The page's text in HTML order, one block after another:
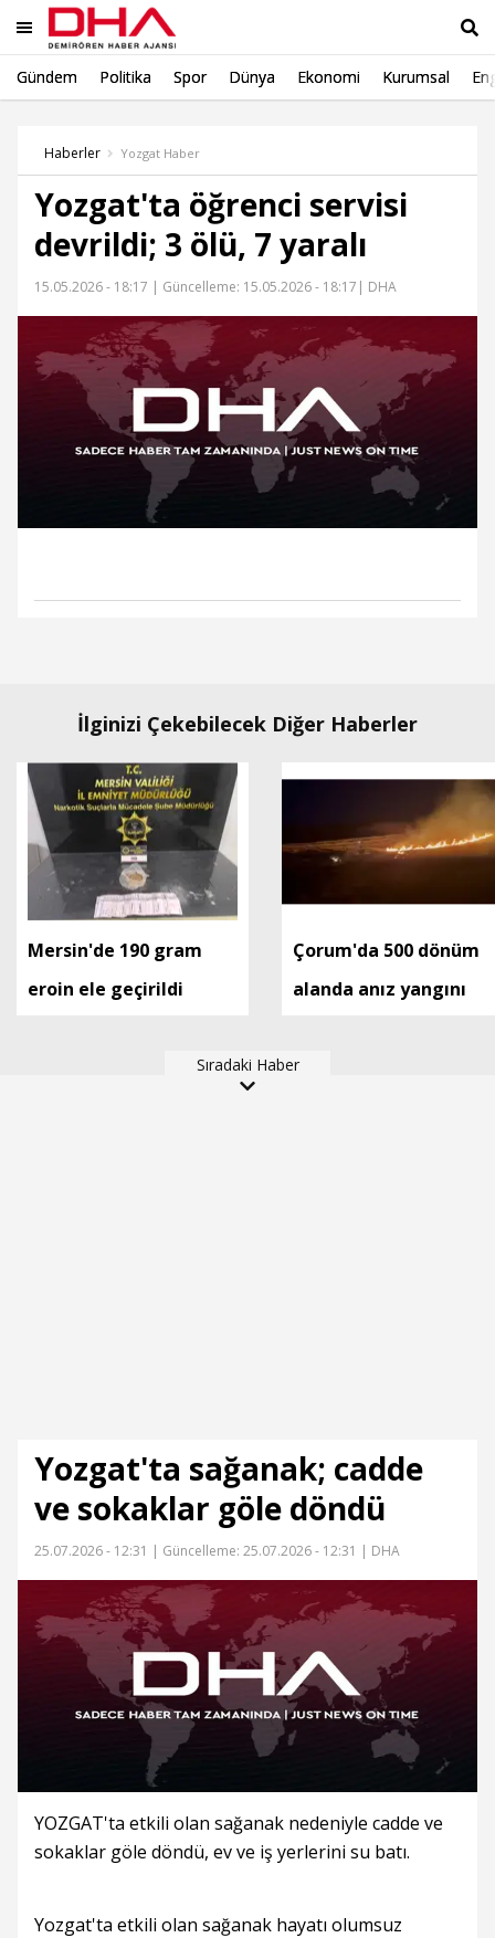
Gündem Politika Spor Dünya Ekonomi Kurumsal
Haberler Yozgat Haber
Yozgat'ta öğrenci servisi
devrildi; 3 ölü, 7 yaralı
15.05.2026 - 18:17 | Güncelleme: 15.05.2026 - 18:17 | DHA
İlginizi Çekebilecek Diğer Haberler
Mersin'de 190 gram
eroin ele geçirildi
Çorum'da 500 dönüm
alanda anız yangını
Sıradaki Haber
Yozgat'ta sağanak; cadde
ve sokaklar göle döndü
25.07.2026 - 12:31 | Güncelleme: 25.07.2026 - 12:31 | DHA
YOZGAT'ta etkili olan sağanak nedeniyle cadde ve
sokaklar göle döndü, ev ve iş yerlerini su batı.
Yozgat'ta etkili olan sağanak hayatı olumsuz